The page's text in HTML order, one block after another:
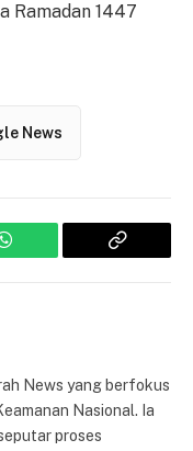
Ramadan 1447
News
WhatsApp
Copy
News yang berfokus
Nasional. Ia
proses